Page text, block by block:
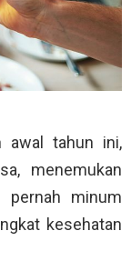
awal tahun ini,
menemukan
pernah minum
kesehatan